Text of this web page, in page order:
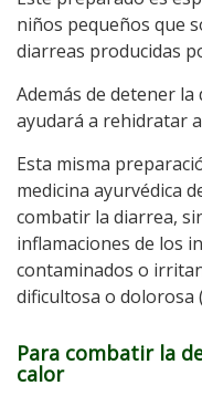
niños pequeños que
diarreas producidas
Además de detener la
ayudará a rehidratar
Esta misma
medicina ayurvédica
combatir la diarrea,
inflamaciones de los
contaminados o
dificultosa o dolorosa
Para combatir la
calor